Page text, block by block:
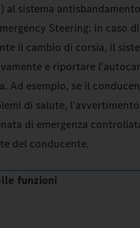
al sistema
Steering: in caso
il cambio di corsia, il
e riportare
Ad esempio, se il
di salute,
di emergenza
del conducente.
funzioni